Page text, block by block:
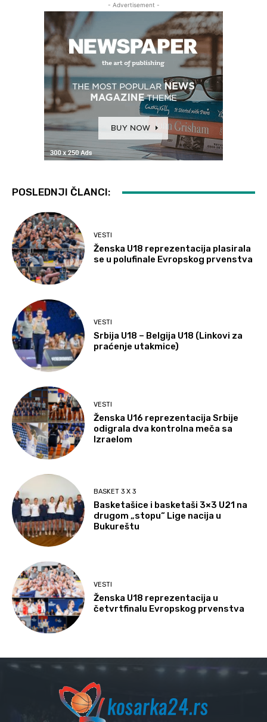
- Advertisement -
POSLEDNJI ČLANCI:
VESTI
Ženska U18 reprezentacija plasirala
se u polufinale Evropskog prvenstva
VESTI
Srbija U18 – Belgija U18 (Linkovi za
praćenje utakmice)
VESTI
Ženska U16 reprezentacija Srbije
odigrala dva kontrolna meča sa
Izraelom
BASKET 3 X 3
Basketašice i basketaši 3×3 U21 na
drugom „stopu“ Lige nacija u
Bukureštu
VESTI
Ženska U18 reprezentacija u
četvrtfinalu Evropskog prvenstva